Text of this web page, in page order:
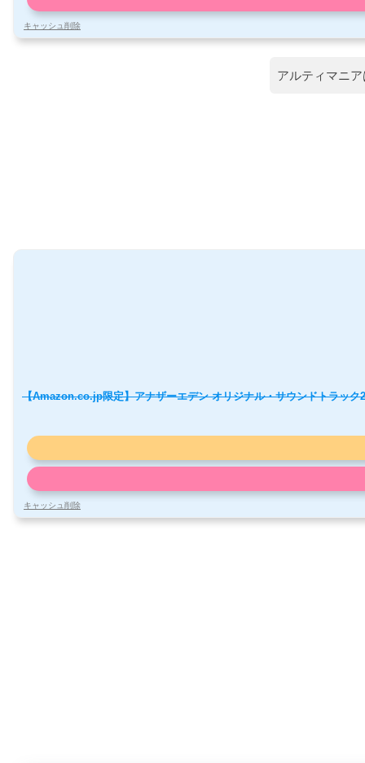
キャッシュ削除
アルティマニ
【Amazon.co.jp限定】アナザーエデン オリジナル・サウンドトラック
キャッシュ削除